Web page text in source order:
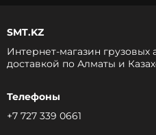
SMT.KZ
Интернет-магазин грузовых
доставкой по Алматы и
Телефоны
+7 727 339 0661